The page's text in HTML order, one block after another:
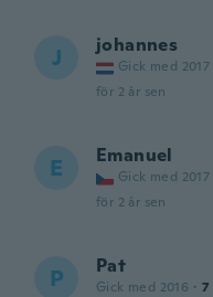
J johannes
Gick med 2017
för 2 år sen
E Emanuel
Gick med 2017
för 2 år sen
P Pat
Gick med 2016 · 7